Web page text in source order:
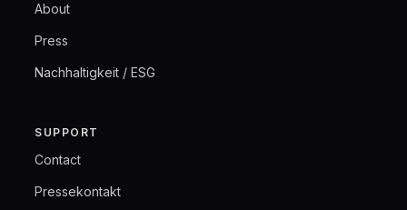
About
Press
Nachhaltigkeit / ESG
SUPPORT
Contact
Pressekontakt